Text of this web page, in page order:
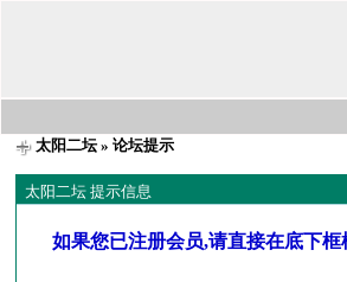
太阳二坛» 论坛提示
太阳二坛 提示信息
如果您已注册会员,请直接在底下